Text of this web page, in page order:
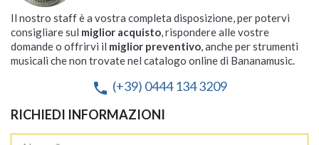
Il nostro staff è a vostra completa disposizione, per potervi
consigliare sul miglior acquisto, rispondere alle vostre
domande o offrirvi il miglior preventivo, anche per strumenti
musicali che non trovate nel catalogo online di Bananamusic.
phone (+39) 0444 134 3209
RICHIEDI INFORMAZIONI